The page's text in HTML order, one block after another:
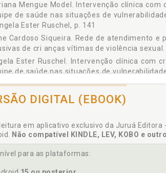
Mengue Model. Intervenção clínica
de saúde nas situações de
Ester Ruschel, p. 141
Cardoso Siqueira. Rede de atendimento e
de cri anças vítimas de violência
Ester Ruschel. Intervenção clínica com
de saúde nas situações de
Ester Ruschel, p. 141
e os desafios do profissional de psicolog
Sobre os autores ., p. 159
Vidigal. Acolhimento institucional: não
DIGITAL (EBOOK)
em aplicativo exclusivo da Juruá Editora
Não compatível KINDLE, LEV, KOBO e
para as plataformas: